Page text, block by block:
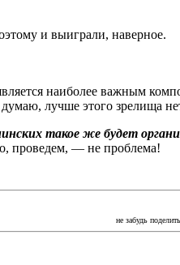
и выиграли, наверное.
наиболее важным
лучше этого зрелища
такое же будет
проведем, — не проблема!
не забудь